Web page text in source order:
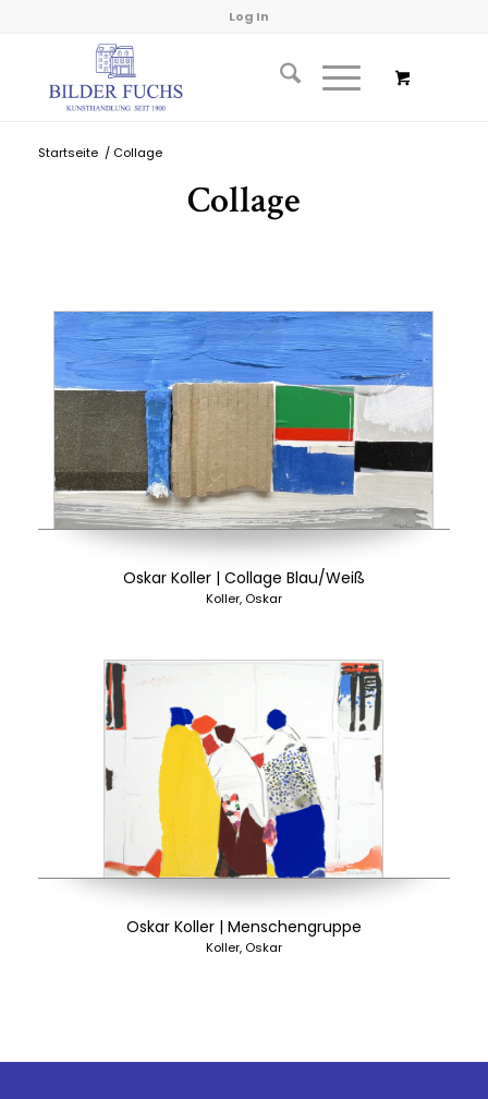
Log In
Startseite / Collage
Collage
Oskar Koller | Collage Blau/Weiß
Koller, Oskar
Oskar Koller | Menschengruppe
Koller, Oskar